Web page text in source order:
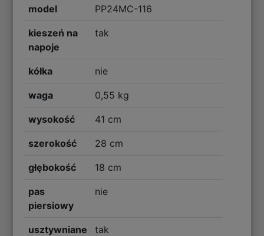
model PP24MC-116
kieszeń na
napoje
tak
kółka nie
waga 0,55 kg
wysokość 41 cm
szerokość 28 cm
głębokość 18 cm
pas
piersiowy
nie
usztywniane
tak